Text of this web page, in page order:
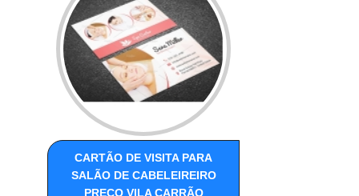
CARTÃO DE VISITA PARA
SALÃO DE CABELEIREIRO
PREÇO VILA CARRÃO